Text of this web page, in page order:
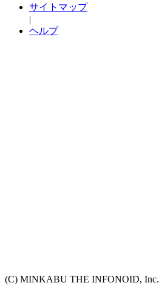
サイトマップ
|
ヘルプ
(C) MINKABU THE INFONOID, Inc.